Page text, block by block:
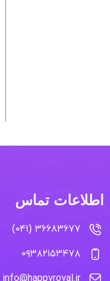
اطلاعات تماس
36683677 (041)
۰۹۳۸۲۱۵۳۴۷۸